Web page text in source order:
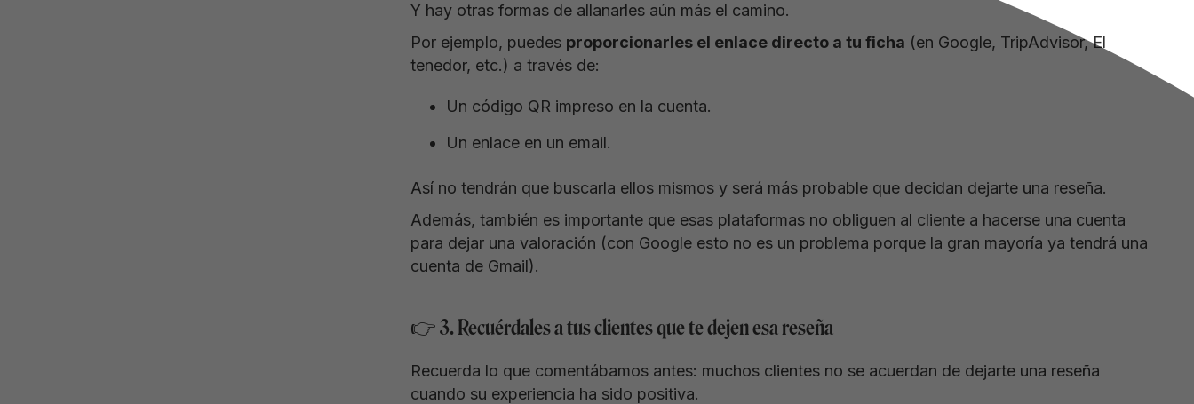
Y hay otras formas de allanarles aún más el camino.
Por ejemplo, puedes proporcionarles el enlace directo a tu ficha (en Google, TripAdvisor, El
tenedor, etc.) a través de:
Un código QR impreso en la cuenta.
Un enlace en un email.
Así no tendrán que buscarla ellos mismos y será más probable que decidan dejarte una reseña.
Además, también es importante que esas plataformas no obliguen al cliente a hacerse una cuenta
para dejar una valoración (con Google esto no es un problema porque la gran mayoría ya tendrá una
cuenta de Gmail).
👉 3. Recuérdales a tus clientes que te dejen esa reseña
Recuerda lo que comentábamos antes: muchos clientes no se acuerdan de dejarte una reseña
cuando su experiencia ha sido positiva.